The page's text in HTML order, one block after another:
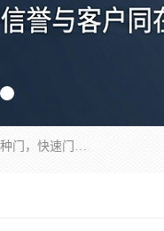
安徽奇道智能门业有限公司是一家专业生产各种门窗、智能门窗的企业，主要产品：特种门，快速门，医用门，提升门，钢木门，智能道闸，钢大门，平移门，卷帘门，保温门，钢制自由门，防火门等，欢迎前来咨询采购。